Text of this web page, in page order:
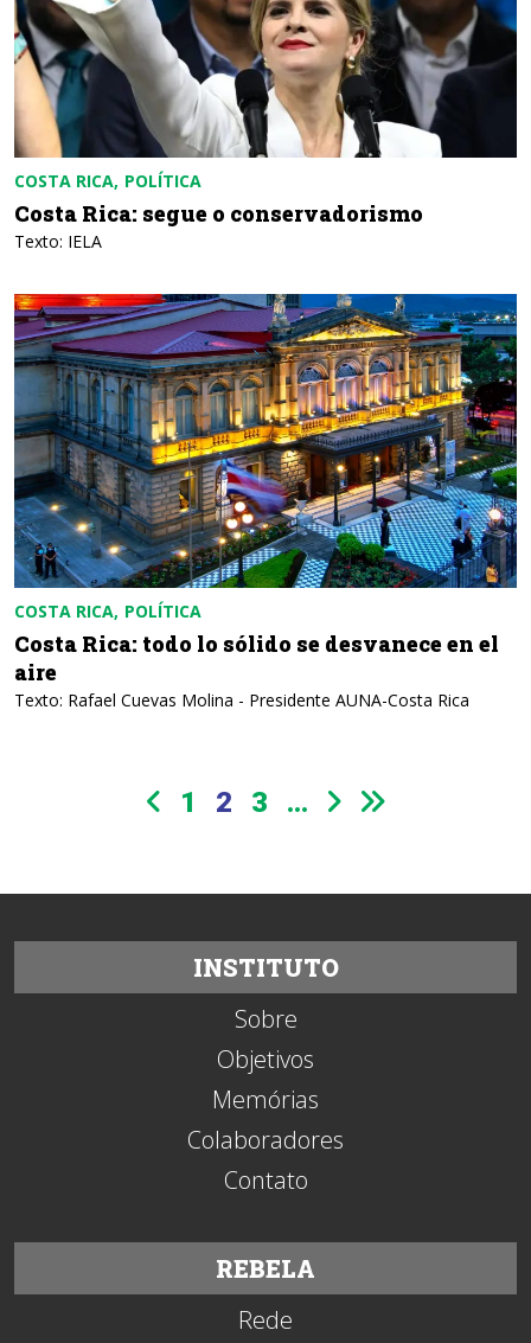
COSTA RICA POLÍTICA
Costa Rica: segue o conservadorismo
Texto: IELA
COSTA RICA POLÍTICA
Costa Rica: todo lo sólido se desvanece en el
aire
Texto: Rafael Cuevas Molina - Presidente AUNA-Costa Rica
1 2 3 ...
INSTITUTO
Sobre
Objetivos
Memórias
Colaboradores
Contato
REBELA
Rede